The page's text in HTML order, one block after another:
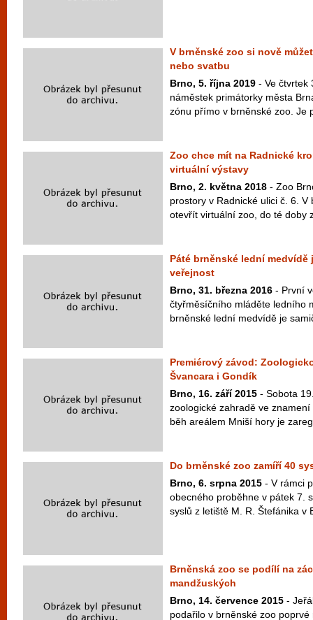
V brněnské zoo si nově
nebo svatbu
Brno, 5. října 2019 - Ve čtvrtek
náměstek primátorky města
zónu přímo v brněnské zoo. Je
Zoo chce mít na Radnické
virtuální výstavy
Brno, 2. května 2018 - Zoo
prostory v Radnické ulici č. 6. V
otevřít virtuální zoo, do té doby
Páté brněnské lední medvídě
veřejnost
Brno, 31. března 2016 - První
čtyřměsíčního mláděte ledního
brněnské lední medvídě je
Premiérový závod:
Švancara i Gondík
Brno, 16. září 2015 - Sobota
zoologické zahradě ve
běh areálem Mniší hory je
Do brněnské zoo zamíří 40
Brno, 6. srpna 2015 - V rámci
obecného proběhne v pátek 7.
syslů z letiště M. R. Štefánika v
Brněnská zoo se podílí na
mandžuských
Brno, 14. července 2015 -
podařilo v brněnské zoo